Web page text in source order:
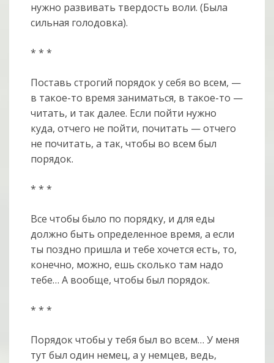
нужно развивать твердость воли. (Была
сильная голодовка).
* * *
Поставь строгий порядок у себя во всем, —
в такое-то время заниматься, в такое-то —
читать, и так далее. Если пойти нужно
куда, отчего не пойти, почитать — отчего
не почитать, а так, чтобы во всем был
порядок.
* * *
Все чтобы было по порядку, и для еды
должно быть определенное время, а если
ты поздно пришла и тебе хочется есть, то,
конечно, можно, ешь сколько там надо
тебе… А вообще, чтобы был порядок.
* * *
Порядок чтобы у тебя был во всем… У меня
тут был один немец, а у немцев, ведь,